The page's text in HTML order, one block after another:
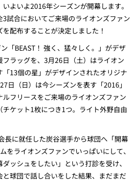
よいよ2016年シーズンが開幕します。
試合においてご来場のライオンズファン
配布することが決定しました！
「BEAST！ 強く、猛々しく。」がデザ
フラッグを、3月26日（土）はライオン
13個の星」がデザインされたオリジナ
日（日）は今シーズンを表す「2016」
フリースをご来場のライオンズファン
ケット1枚につき1つ。ライト外野自由
長に就任した炭谷選手から球団へ「開幕
をライオンズファンでいっぱいにして、
ッシュをしたい」という打診を受け、
球団で話し合いをした結果、まだまだ